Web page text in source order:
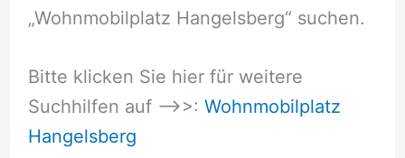
„Wohnmobilplatz Hangelsberg“ suchen.
Bitte klicken Sie hier für weitere
Suchhilfen auf –>>: Wohnmobilplatz
Hangelsberg